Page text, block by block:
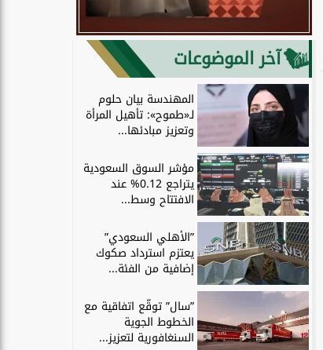
آخر الموضوعات
المهندسة بيان حلوم
لـ«طموح»: تأهيل المرأة
وتعزيز مبادئها...
مؤشر السوق السعودية
يتراجع 0.12% عند
الافتتاح وسط...
”الأهلي السعودي”
يعتزم استرداد صكوك
إضافية من الفئة...
”سال” توقّع اتفاقية مع
الخطوط الجوية
السنغافورية لتعزيز...